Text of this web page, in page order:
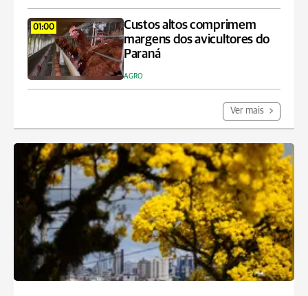
01:00
Custos altos comprimem
margens dos avicultores do
Paraná
AGRO
Ver mais